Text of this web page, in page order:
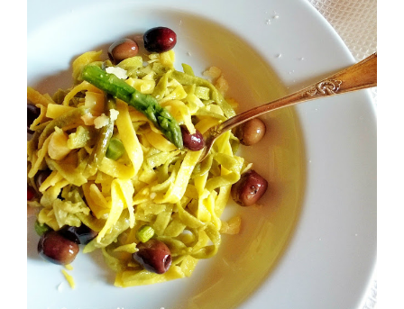
lessare la pasta in abbondante acqua salata, scolarla al
dente e versarla nel wok. Saltare tutto insieme regolando
di pepe e aggiungendo un po’ di acqua di cottura della
pasta che io tengo sempre da parte. Servire subito.